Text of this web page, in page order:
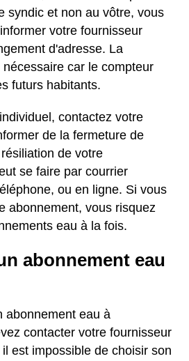
syndic et non au vôtre, vous
votre fournisseur
d'adresse. La
car le compteur
futurs habitants.
contactez votre
de la fermeture de
de votre
se faire par courrier
ou en ligne. Si vous
abonnement, vous risquez
eau à la fois.
abonnement eau
abonnement eau à
contacter votre fournisseur
est impossible de choisir son